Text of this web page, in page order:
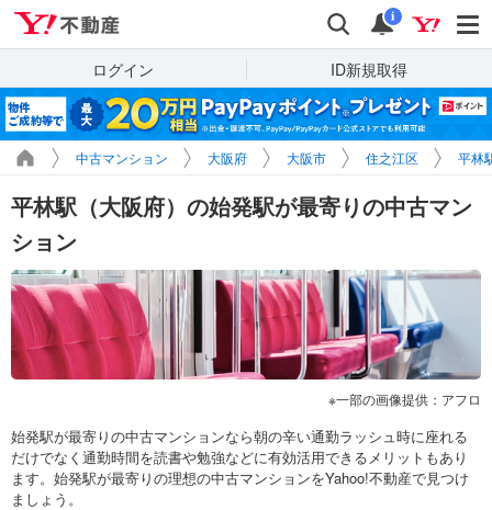
検索 通知
i
ログイン ID新規取得
中古マンション 大阪府 大阪市 住之江区 平林
平林駅（大阪府）の始発駅が最寄りの中古マン
ション
一部の画像提供：アフロ
始発駅が最寄りの中古マンションなら朝の辛い通勤ラッシュ時に座れる
だけでなく通勤時間を読書や勉強などに有効活用できるメリットもあり
ます。始発駅が最寄りの理想の中古マンションをYahoo!不動産で見つけ
ましょう。